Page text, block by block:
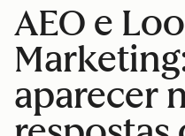
AEO e
aparecer